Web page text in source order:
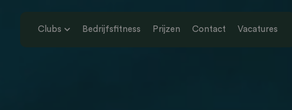
Clubs Bedrijfsfitness Prijzen Contact Vacatures